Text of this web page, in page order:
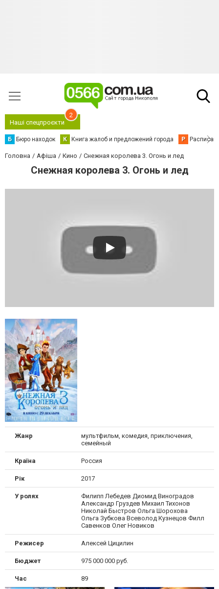
Наші спецпроєкти
2
Б Бюро находок К Книга жалоб и предложений города Р
Головна Афіша Кино Снежная королева 3. Огонь и лед
Снежная королева 3. Огонь и лед
Жанр
мультфильм, комедия, приключения,
семейный
Країна Россия
Рік 2017
У ролях
Филипп Лебедев Диомид Виноградов
Александр Груздев Михаил Тихонов
Николай Быстров Ольга Шорохова
Ольга Зубкова Всеволод Кузнецов Филл
Савенков Олег Новиков
Режисер Алексей Цицилин
Бюджет 975 000 000 руб.
Час 89